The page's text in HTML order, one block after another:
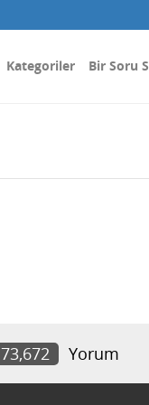
Kategoriler Bir Soru
73,672 Yorum